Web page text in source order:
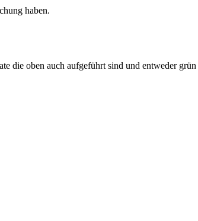
haben.
die oben auch aufgeführt sind und entweder